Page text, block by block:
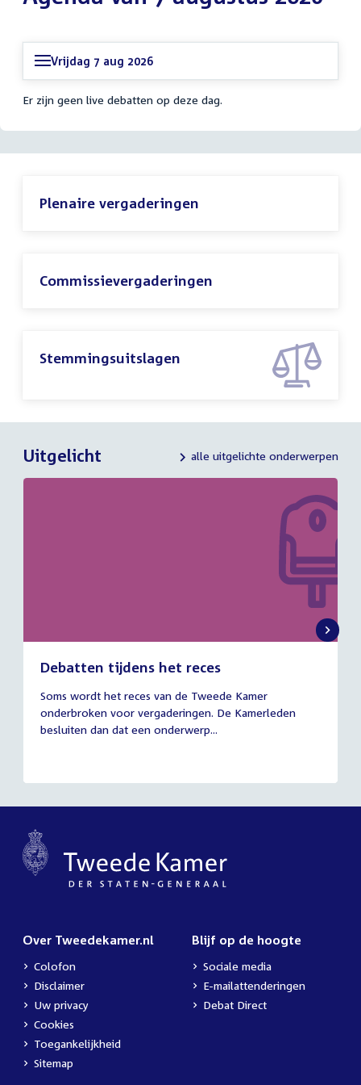
Vrijdag 7 aug 2026
Er zijn geen live debatten op deze dag.
Plenaire vergaderingen
Commissievergaderingen
Stemmingsuitslagen
Uitgelicht alle uitgelichte onderwerpen
Debatten tijdens het reces
juli
2026
Soms wordt het reces van de Tweede Kamer
onderbroken voor vergaderingen. De Kamerleden
besluiten dan dat een onderwerp...
Over Tweedekamer.nl
Colofon
Disclaimer
Uw privacy
Cookies
Toegankelijkheid
Sitemap
Blijf op de hoogte
Sociale media
E-mailattenderingen
Debat Direct